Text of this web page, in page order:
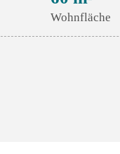
Wohnfläche